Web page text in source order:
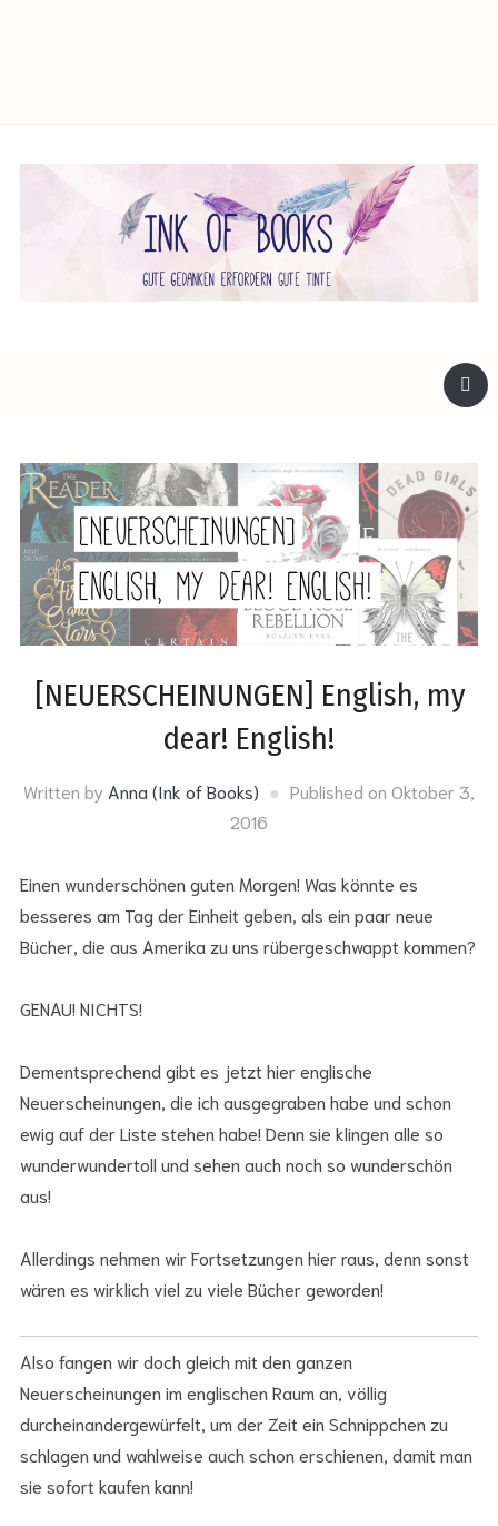
[NEUERSCHEINUNGEN] English, my
dear! English!
Written by Anna (Ink of Books) Published on Oktober 3,
2016
Einen wunderschönen guten Morgen! Was könnte es
besseres am Tag der Einheit geben, als ein paar neue
Bücher, die aus Amerika zu uns rübergeschwappt kommen?
GENAU! NICHTS!
Dementsprechend gibt es jetzt hier englische
Neuerscheinungen, die ich ausgegraben habe und schon
ewig auf der Liste stehen habe! Denn sie klingen alle so
wunderwundertoll und sehen auch noch so wunderschön
aus!
Allerdings nehmen wir Fortsetzungen hier raus, denn sonst
wären es wirklich viel zu viele Bücher geworden!
Also fangen wir doch gleich mit den ganzen
Neuerscheinungen im englischen Raum an, völlig
durcheinandergewürfelt, um der Zeit ein Schnippchen zu
schlagen und wahlweise auch schon erschienen, damit man
sie sofort kaufen kann!